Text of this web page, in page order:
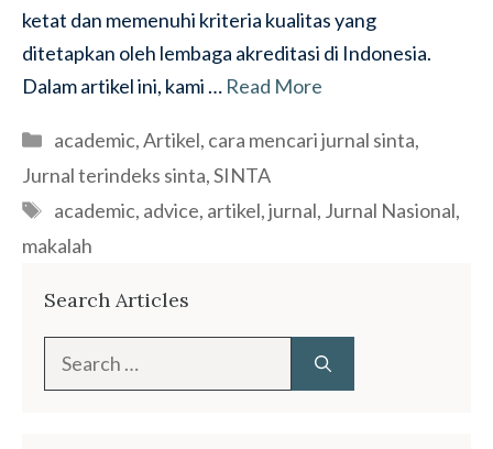
ketat dan memenuhi kriteria kualitas yang
ditetapkan oleh lembaga akreditasi di Indonesia.
Dalam artikel ini, kami … Read More
Categories
academic,Artikel, cara mencari jurnal sinta,
Jurnal terindeks sinta,SINTA
Tags
academic, advice, artikel,jurnal, Jurnal Nasional,
makalah
Search Articles